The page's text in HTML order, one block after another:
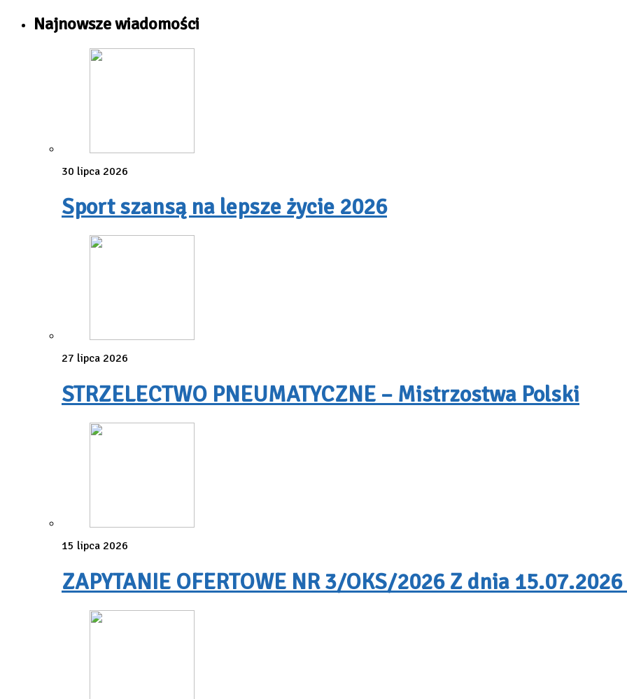
Najnowsze wiadomości
30 lipca 2026
Sport szansą na lepsze życie 2026
27 lipca 2026
STRZELECTWO PNEUMATYCZNE – Mistrzostwa Polski
15 lipca 2026
ZAPYTANIE OFERTOWE NR 3/OKS/2026 Z dnia